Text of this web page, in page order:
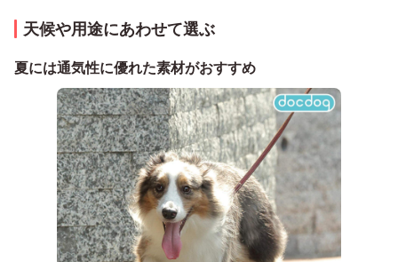
天候や用途にあわせて選ぶ
夏には通気性に優れた素材がおすすめ